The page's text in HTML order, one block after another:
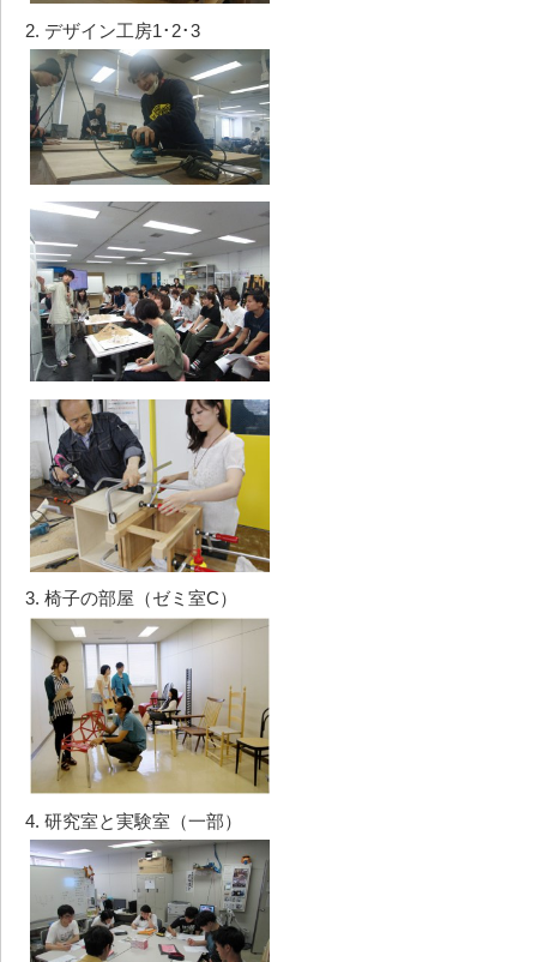
2. デザイン工房1･2･3
3. 椅子の部屋（ゼミ室C）
4. 研究室と実験室（一部）